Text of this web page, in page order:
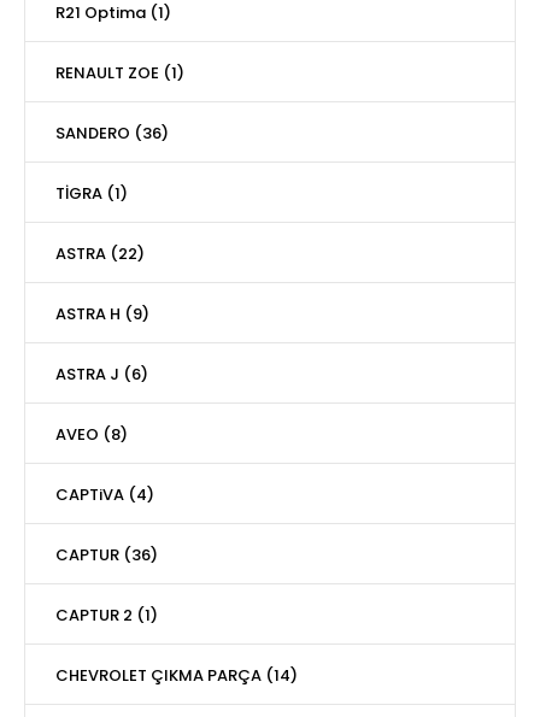
R21 Optima (1)
RENAULT ZOE (1)
SANDERO (36)
TİGRA (1)
ASTRA (22)
ASTRA H (9)
ASTRA J (6)
AVEO (8)
CAPTiVA (4)
CAPTUR (36)
CAPTUR 2 (1)
CHEVROLET ÇIKMA PARÇA (14)